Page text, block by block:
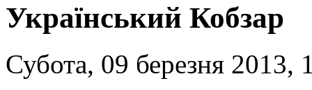
Український Кобзар
Субота, 09 березня 2013,